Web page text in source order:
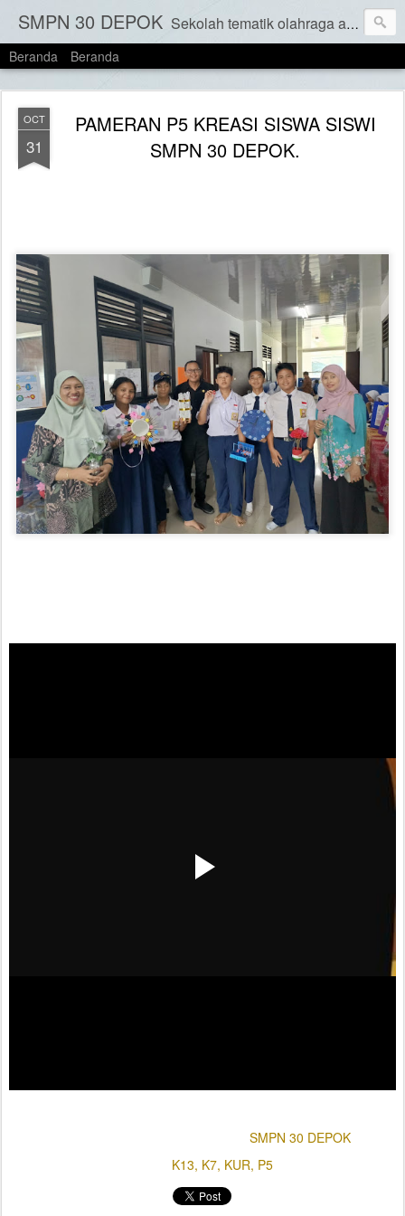
SMPN 30 DEPOK Sekolah tematik olahraga adalah jenis sekolah yang menekankan pada pengembangan keterampilan olahraga dan kebugaran fisik siswa sebagai bagian integral dari kurikulum mereka. Konsep Sekolah Tematik Olahraga ini adalah untuk menyatukan pendidikan formal dengan pembelajaran olahraga, memungkinkan siswa untuk berkembang dalam bidang akademis dan non akademis serta menjaga fisik secara seimbang.
Beranda Beranda
OCT
31
PAMERAN P5 KREASI SISWA SISWI
SMPN 30 DEPOK.
SMPN 30 DEPOK
K13 K7 KUR P5